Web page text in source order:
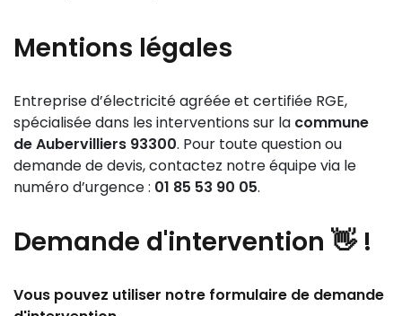
Mentions légales
Entreprise d’électricité agréée et certifiée RGE,
spécialisée dans les interventions sur la commune
de Aubervilliers 93300. Pour toute question ou
demande de devis, contactez notre équipe via le
numéro d’urgence : 01 85 53 90 05.
Demande d'intervention 👋 !
Vous pouvez utiliser notre formulaire de demande